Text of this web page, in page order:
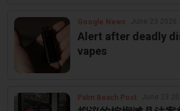
Google News
Alert after deadly
vapes
Palm Beach Post